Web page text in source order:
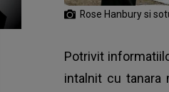
Rose Hanbury si
Potrivit
intalnit cu tanara